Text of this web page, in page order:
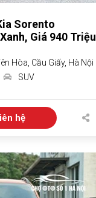
Sorento
Giá 940 Triệu
Hòa, Cầu Giấy, Hà Nội
SUV
hệ